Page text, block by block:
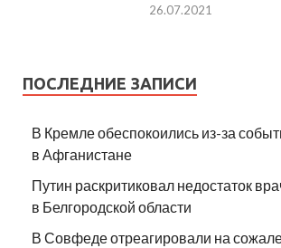
26.07.2021
ПОСЛЕДНИЕ ЗАПИСИ
В Кремле обеспокоились из-за
в Афганистане
Путин раскритиковал недостаток
в Белгородской области
В Совфеде отреагировали на